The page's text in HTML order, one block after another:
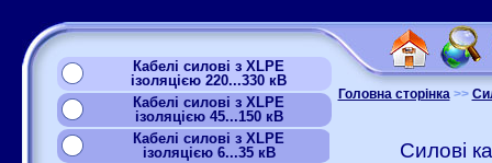
Кабелі силові з XLPE
ізоляцією 220...330 кВ
Кабелі силові з XLPE
ізоляцією 45...150 кВ
Кабелі силові з XLPE
ізоляцією 6...35 кВ
Головна сторінка>>
Силові